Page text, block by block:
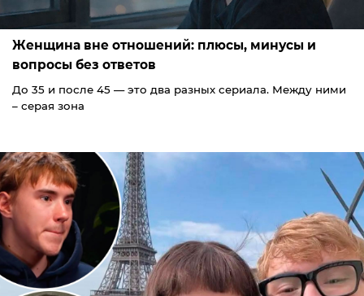
Женщина вне отношений: плюсы, минусы и
вопросы без ответов
До 35 и после 45 — это два разных сериала. Между ними
– серая зона